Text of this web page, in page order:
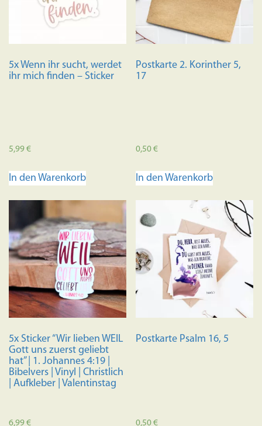
der
gewählt
5x Wenn ihr sucht, werdet
ihr mich finden – Sticker
5,99€
In den Warenkorb
Postkarte 2. Korinther 5,
17
0,50€
In den Warenkorb
5x Sticker “Wir lieben WEIL
Gott uns zuerst geliebt
hat” | 1. Johannes 4:19 |
Bibelvers | Vinyl | Christlich
| Aufkleber | Valentinstag
6,99€
Postkarte Psalm 16, 5
0,50€